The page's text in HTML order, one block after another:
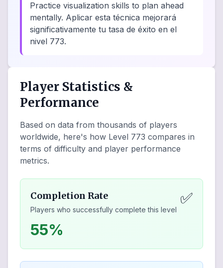
Practice visualization skills to plan ahead
mentally. Aplicar esta técnica mejorará
significativamente tu tasa de éxito en el
nivel 773.
Player Statistics &
Performance
Based on data from thousands of players
worldwide, here's how Level 773 compares in
terms of difficulty and player performance
metrics.
Completion Rate
Players who successfully complete this level
✅
55%